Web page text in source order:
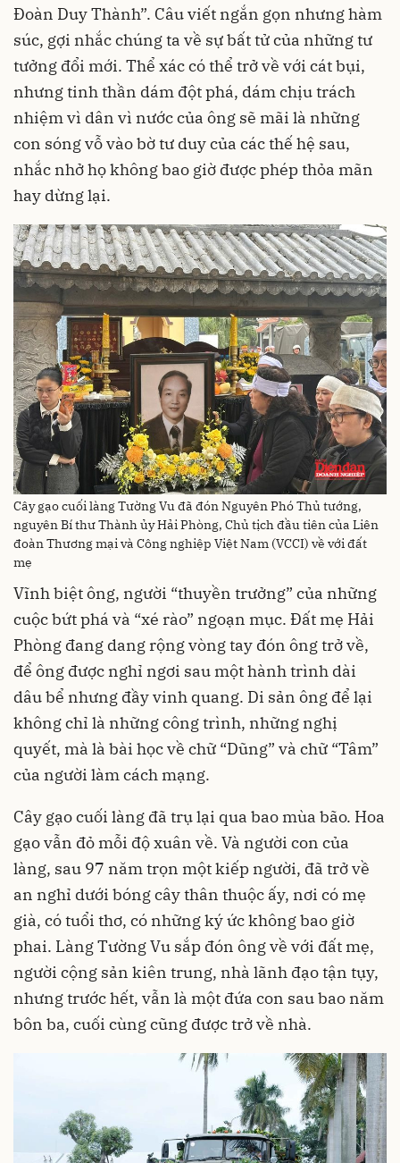
Đoàn Duy Thành”. Câu viết ngắn gọn nhưng hàm
súc, gợi nhắc chúng ta về sự bất tử của những tư
tưởng đổi mới. Thể xác có thể trở về với cát bụi,
nhưng tinh thần dám đột phá, dám chịu trách
nhiệm vì dân vì nước của ông sẽ mãi là những
con sóng vỗ vào bờ tư duy của các thế hệ sau,
nhắc nhở họ không bao giờ được phép thỏa mãn
hay dừng lại.
Cây gạo cuối làng Tường Vu đã đón Nguyên Phó Thủ tướng,
nguyên Bí thư Thành ủy Hải Phòng, Chủ tịch đầu tiên của Liên
đoàn Thương mại và Công nghiệp Việt Nam (VCCI) về với đất
mẹ
Vĩnh biệt ông, người “thuyền trưởng” của những
cuộc bứt phá và “xé rào” ngoạn mục. Đất mẹ Hải
Phòng đang dang rộng vòng tay đón ông trở về,
để ông được nghỉ ngơi sau một hành trình dài
dâu bể nhưng đầy vinh quang. Di sản ông để lại
không chỉ là những công trình, những nghị
quyết, mà là bài học về chữ “Dũng” và chữ “Tâm”
của người làm cách mạng.
Cây gạo cuối làng đã trụ lại qua bao mùa bão. Hoa
gạo vẫn đỏ mỗi độ xuân về. Và người con của
làng, sau 97 năm trọn một kiếp người, đã trở về
an nghỉ dưới bóng cây thân thuộc ấy, nơi có mẹ
già, có tuổi thơ, có những ký ức không bao giờ
phai. Làng Tường Vu sắp đón ông về với đất mẹ,
người cộng sản kiên trung, nhà lãnh đạo tận tụy,
nhưng trước hết, vẫn là một đứa con sau bao năm
bôn ba, cuối cùng cũng được trở về nhà.